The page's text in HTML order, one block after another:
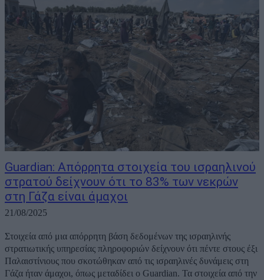
Guardian: Απόρρητα στοιχεία του ισραηλινού
στρατού δείχνουν ότι το 83% των νεκρών
στη Γάζα είναι άμαχοι
21/08/2025
Στοιχεία από μια απόρρητη βάση δεδομένων της ισραηλινής
στρατιωτικής υπηρεσίας πληροφοριών δείχνουν ότι πέντε στους έξι
Παλαιστίνιους που σκοτώθηκαν από τις ισραηλινές δυνάμεις στη
Γάζα ήταν άμαχοι, όπως μεταδίδει ο Guardian. Τα στοιχεία από την